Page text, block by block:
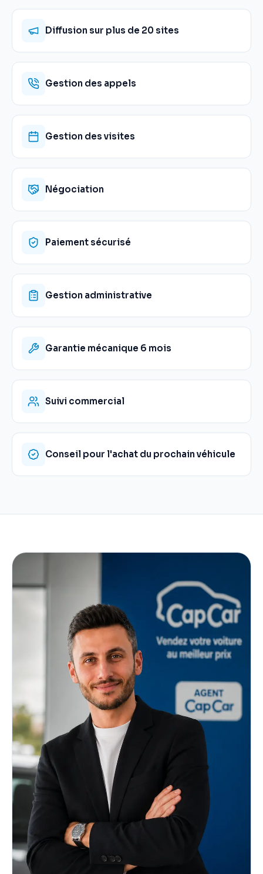
Diffusion sur plus de 20 sites
Gestion des appels
Gestion des visites
Négociation
Paiement sécurisé
Gestion administrative
Garantie mécanique 6 mois
Suivi commercial
Conseil pour l'achat du prochain véhicule